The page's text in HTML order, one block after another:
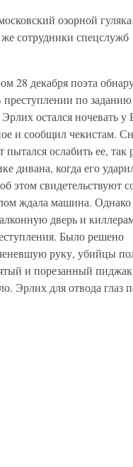
озорной
сотрудники спецслужб
28 декабря поэта
по
Эрлих остался ночевать у
и сообщил чекистам.
ослабить ее, так
дивана, когда его
этом свидетельствуют
ждала машина. Однако
дверь и
Было решено
руку, убийцы
и порезанный
Эрлих для отвода глаз